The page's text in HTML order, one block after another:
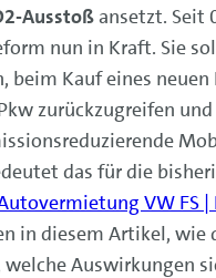
Ausstoßansetzt. Seit
nun in Kraft. Sie
beim Kauf eines neuen
zurückzugreifen
das für die
VW FS |
in diesem Artikel, wie
Auswirkungen